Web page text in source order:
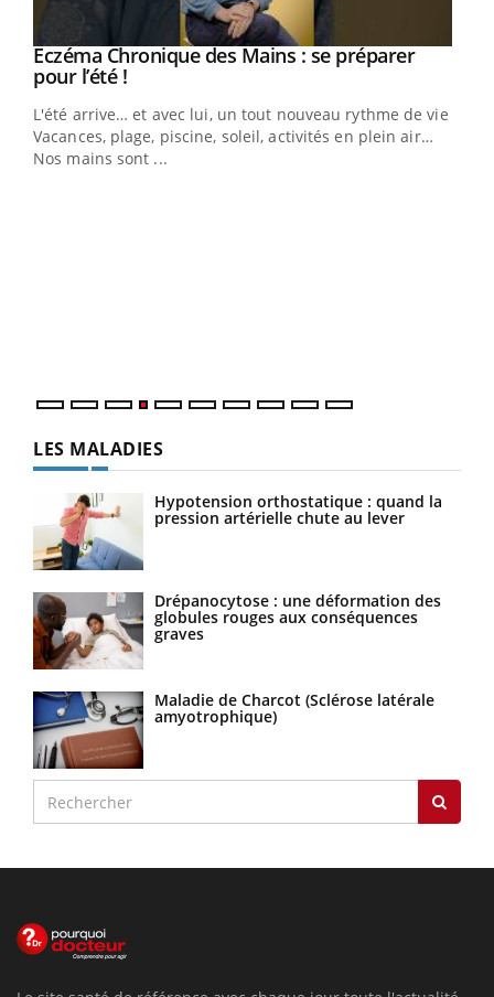
Youtube
Eczéma Chronique des Mains : se préparer
pour l’été !Youtube
L'été arrive… et avec lui, un tout nouveau rythme de vie !
Vacances, plage, piscine, soleil, activités en plein air…
Nos mains sont ...
LES MALADIES
Hypotension orthostatique : quand la
pression artérielle chute au lever
Drépanocytose : une déformation des
globules rouges aux conséquences
graves
Maladie de Charcot (Sclérose latérale
amyotrophique)